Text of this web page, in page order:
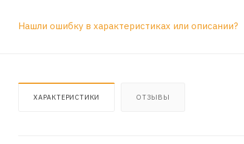
Нашли ошибку в характеристиках или описании?
ХАРАКТЕРИСТИКИ ОТЗЫВЫ